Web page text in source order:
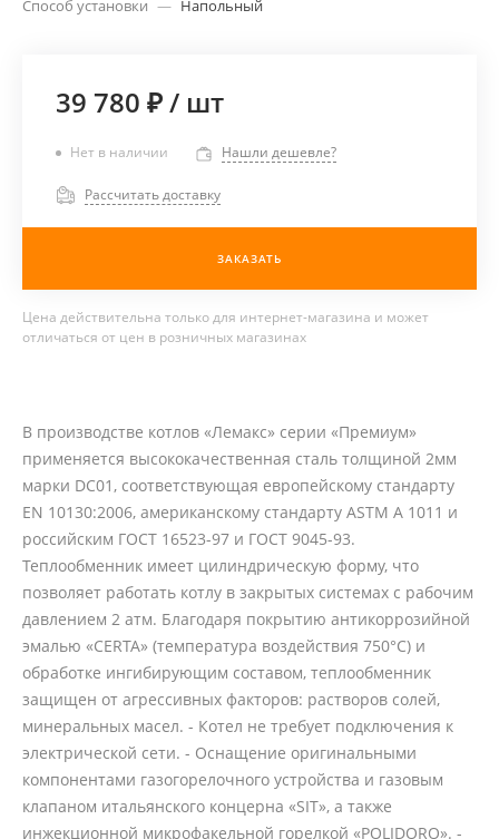
Способ установки — Напольный
39 780 ₽/ шт
Нет в наличии Нашли дешевле?
Рассчитать доставку
ЗАКАЗАТЬ
Цена действительна только для интернет-магазина и может
отличаться от цен в розничных магазинах
В производстве котлов «Лемакс» серии «Премиум»
применяется высококачественная сталь толщиной 2мм
марки DC01, соответствующая европейскому стандарту
EN 10130:2006, американскому стандарту ASTM A 1011 и
российским ГОСТ 16523-97 и ГОСТ 9045-93.
Теплообменник имеет цилиндрическую форму, что
позволяет работать котлу в закрытых системах с рабочим
давлением 2 атм. Благодаря покрытию антикоррозийной
эмалью «CERTA» (температура воздействия 750°С) и
обработке ингибирующим составом, теплообменник
защищен от агрессивных факторов: растворов солей,
минеральных масел. - Котел не требует подключения к
электрической сети. - Оснащение оригинальными
компонентами газогорелочного устройства и газовым
клапаном итальянского концерна «SIT», а также
инжекционной микрофакельной горелкой «POLIDORO». -